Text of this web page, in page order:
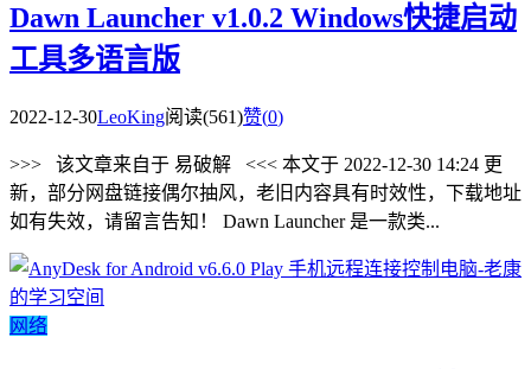
Dawn Launcher v1.0.2 Windows快捷启动
工具多语言版
2022-12-30LeoKing阅读(561)赞(0)
>>> 该文章来自于 易破解 <<< 本文于 2022-12-30 14:24 更
新，部分网盘链接偶尔抽风，老旧内容具有时效性，下载地址
如有失效，请留言告知！ Dawn Launcher 是一款类...
网络